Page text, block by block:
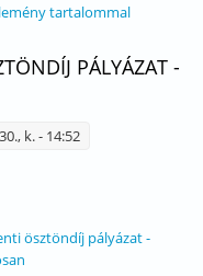
tartalommal
PÁLYÁZAT -
k. - 14:52
ösztöndíj pályázat -